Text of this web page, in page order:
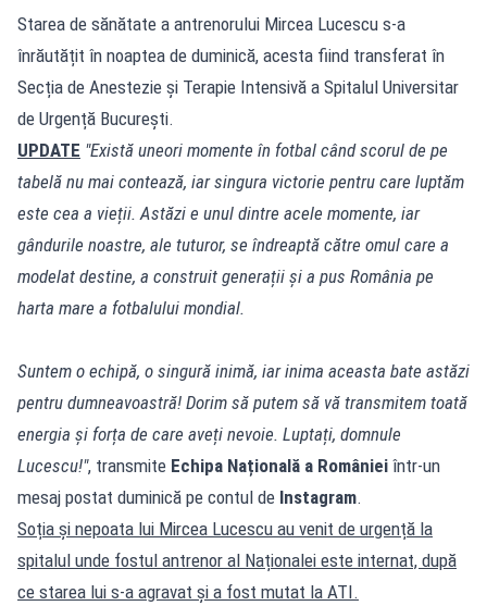
Starea de sănătate a antrenorului Mircea Lucescu s-a
înrăutățit în noaptea de duminică, acesta fiind transferat în
Secția de Anestezie și Terapie Intensivă a Spitalul Universitar
de Urgență București.
UPDATE "Există uneori momente în fotbal când scorul de pe
tabelă nu mai contează, iar singura victorie pentru care luptăm
este cea a vieții. Astăzi e unul dintre acele momente, iar
gândurile noastre, ale tuturor, se îndreaptă către omul care a
modelat destine, a construit generații și a pus România pe
harta mare a fotbalului mondial.
Suntem o echipă, o singură inimă, iar inima aceasta bate astăzi
pentru dumneavoastră! Dorim să putem să vă transmitem toată
energia și forța de care aveți nevoie. Luptați, domnule
Lucescu!", transmite Echipa Națională a României într-un
mesaj postat duminică pe contul de Instagram.
Soția și nepoata lui Mircea Lucescu au venit de urgență la
spitalul unde fostul antrenor al Naționalei este internat, după
ce starea lui s-a agravat și a fost mutat la ATI.